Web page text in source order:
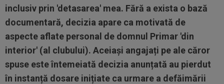
inclusiv prin 'detasarea' mea. Fără a exista o bază
documentară, decizia apare ca motivată de
aspecte aflate personal de domnul Primar 'din
interior' (al clubului). Aceiași angajați pe ale căror
spuse este întemeiată decizia anunțată au pierdut
în instanță dosare inițiate ca urmare a defăimării